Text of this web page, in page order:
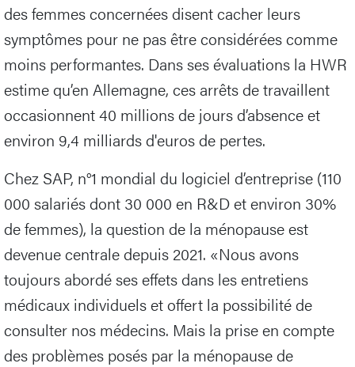
des femmes concernées disent cacher leurs
symptômes pour ne pas être considérées comme
moins performantes. Dans ses évaluations la HWR
estime qu’en Allemagne, ces arrêts de travaillent
occasionnent 40 millions de jours d’absence et
environ 9,4 milliards d'euros de pertes.
Chez SAP, n°1 mondial du logiciel d’entreprise (110
000 salariés dont 30 000 en R&D et environ 30%
de femmes), la question de la ménopause est
devenue centrale depuis 2021. «Nous avons
toujours abordé ses effets dans les entretiens
médicaux individuels et offert la possibilité de
consulter nos médecins. Mais la prise en compte
des problèmes posés par la ménopause de